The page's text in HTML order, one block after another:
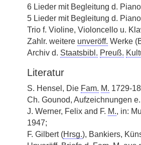
6 Lieder mit Begleitung d.
5 Lieder mit Begleitung d.
Trio f. Violine, Violoncello u.
Zahlr. weitere unveröff. Werke
Archiv d. Staatsbibl. Preuß.
Literatur
S. Hensel, Die Fam. M. 1729-
Ch. Gounod, Aufzeichnungen
J. Werner, Felix and F. M., in:
1947;
F. Gilbert (Hrsg.), Bankiers,